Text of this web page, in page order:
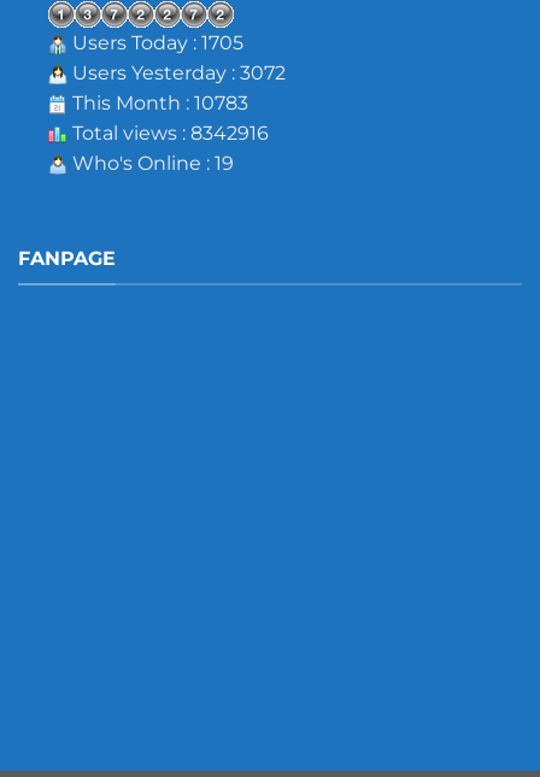
Users Today : 1705
Users Yesterday : 3072
This Month : 10783
Total views : 8342916
Who's Online : 19
FANPAGE